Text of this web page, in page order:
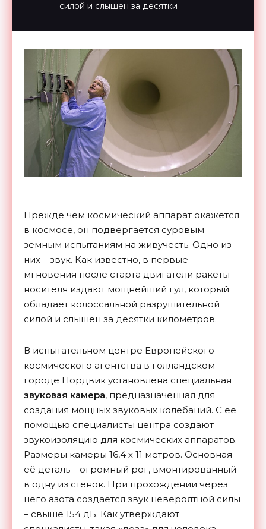
силой и слышен за десятки
Прежде чем космический аппарат окажется
в космосе, он подвергается суровым
земным испытаниям на живучесть. Одно из
них – звук. Как известно, в первые
мгновения после старта двигатели ракеты-
носителя издают мощнейший гул, который
обладает колоссальной разрушительной
силой и слышен за десятки километров.
В испытательном центре Европейского
космического агентства в голландском
городе Нордвик установлена специальная
звуковая камера, предназначенная для
создания мощных звуковых колебаний. С её
помощью специалисты центра создают
звукоизоляцию для космических аппаратов.
Размеры камеры 16,4 х 11 метров. Основная
её деталь – огромный рог, вмонтированный
в одну из стенок. При прохождении через
него азота создаётся звук невероятной силы
– свыше 154 дБ. Как утверждают